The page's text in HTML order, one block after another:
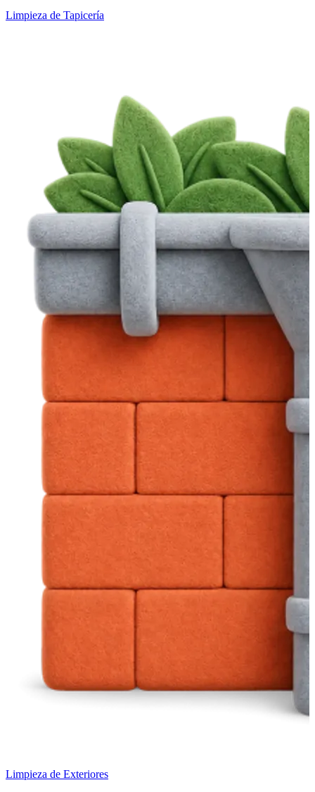
Limpieza de Tapicería
Limpieza de Exteriores